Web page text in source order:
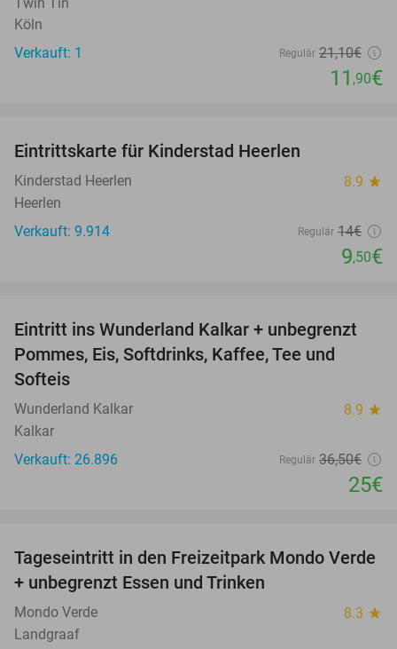
Köln
Verkauft: 1
Regulär 21,10€
11 ,90€
Eintrittskarte für Kinderstad Heerlen
Kinderstad Heerlen 8.9 star
Heerlen
Verkauft: 9.914
Regulär 14€
9,50€
32%
Eintritt ins Wunderland Kalkar + unbegrenzt
Pommes, Eis, Softdrinks, Kaffee, Tee und
Softeis
Wunderland Kalkar 8.9 star
Kalkar
Verkauft: 26.896
Regulär 36,50€
25€
25%
Tageseintritt in den Freizeitpark Mondo Verde
+ unbegrenzt Essen und Trinken
Mondo Verde 8.3 star
Landgraaf